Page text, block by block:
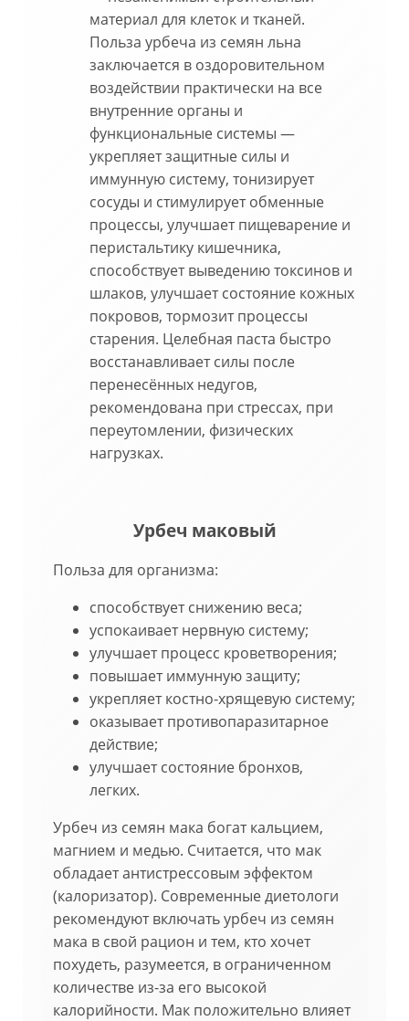
материал для клеток и тканей.
Польза урбеча из семян льна
заключается в оздоровительном
воздействии практически на все
внутренние органы и
функциональные системы —
укрепляет защитные силы и
иммунную систему, тонизирует
сосуды и стимулирует обменные
процессы, улучшает пищеварение и
перистальтику кишечника,
способствует выведению токсинов и
шлаков, улучшает состояние кожных
покровов, тормозит процессы
старения. Целебная паста быстро
восстанавливает силы после
перенесённых недугов,
рекомендована при стрессах, при
переутомлении, физических
нагрузках.
Урбеч маковый
Польза для организма:
способствует снижению веса;
успокаивает нервную систему;
улучшает процесс кроветворения;
повышает иммунную защиту;
укрепляет костно-хрящевую систему;
оказывает противопаразитарное
действие;
улучшает состояние бронхов,
легких.
Урбеч из семян мака богат кальцием,
магнием и медью. Считается, что мак
обладает антистрессовым эффектом
(калоризатор). Современные диетологи
рекомендуют включать урбеч из семян
мака в свой рацион и тем, кто хочет
похудеть, разумеется, в ограниченном
количестве из-за его высокой
калорийности. Мак положительно влияет